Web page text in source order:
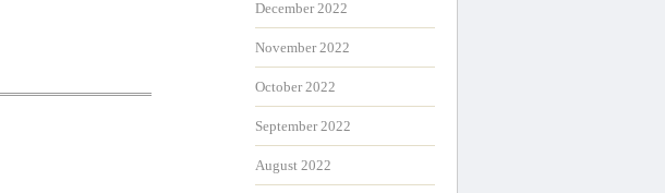
December 2022
November 2022
October 2022
September 2022
August 2022